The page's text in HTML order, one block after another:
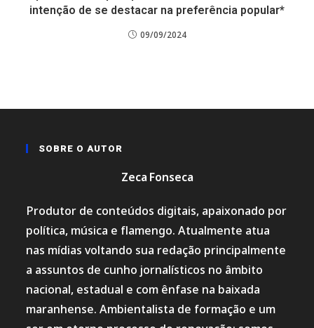
intenção de se destacar na preferência popular*
09/09/2024
SOBRE O AUTOR
Zeca Fonseca
Produtor de conteúdos digitais, apaixonado por
política, música e flamengo. Atualmente atua
nas mídias voltando sua redação principalmente
a assuntos de cunho jornalísticos no âmbito
nacional, estadual e com ênfase na baixada
maranhense. Ambientalista de formação e um